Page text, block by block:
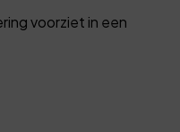
voorziet in een